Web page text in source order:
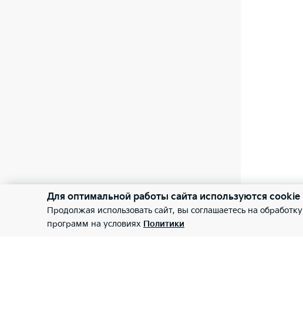
Для оптимальной работы сайта используются cookie
Продолжая использовать сайт, вы соглашаетесь на обработку
программ на условиях Политики